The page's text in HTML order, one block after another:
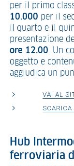
per il primo
10.000 per il
il quarto e il
presentazione
ore 12.00. Un
oggetto e
aggiudica un
VAI AL
SCARICA
Hub
ferroviaria